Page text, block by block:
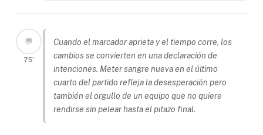
💬
75'
Cuando el marcador aprieta y el tiempo corre, los
cambios se convierten en una declaración de
intenciones. Meter sangre nueva en el último
cuarto del partido refleja la desesperación pero
también el orgullo de un equipo que no quiere
rendirse sin pelear hasta el pitazo final.